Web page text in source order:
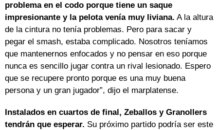
problema en el codo porque tiene un saque
impresionante y la pelota venía muy liviana. A la altura
de la cintura no tenía problemas. Pero para sacar y
pegar el smash, estaba complicado. Nosotros teníamos
que mantenernos enfocados y no pensar en eso porque
nunca es sencillo jugar contra un rival lesionado. Espero
que se recupere pronto porque es una muy buena
persona y un gran jugador”, dijo el marplatense.
Instalados en cuartos de final, Zeballos y Granollers
tendrán que esperar. Su próximo partido podría ser este